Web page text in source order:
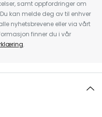
samt oppfordringer om
kan melde deg av til enhver
nyhetsbrevene eller via vårt
finner du i vår
.